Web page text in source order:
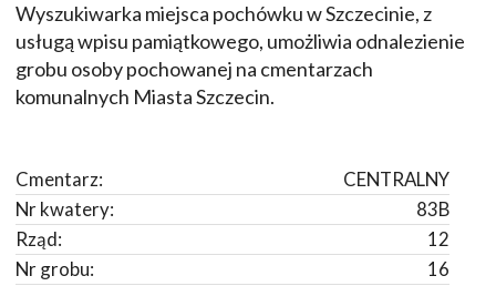
Wyszukiwarka miejsca pochówku w Szczecinie, z
usługą wpisu pamiątkowego, umożliwia odnalezienie
grobu osoby pochowanej na cmentarzach
komunalnych Miasta Szczecin.
CENTRALNY
Cmentarz:
83B
Nr kwatery:
12
Rząd:
16
Nr grobu: